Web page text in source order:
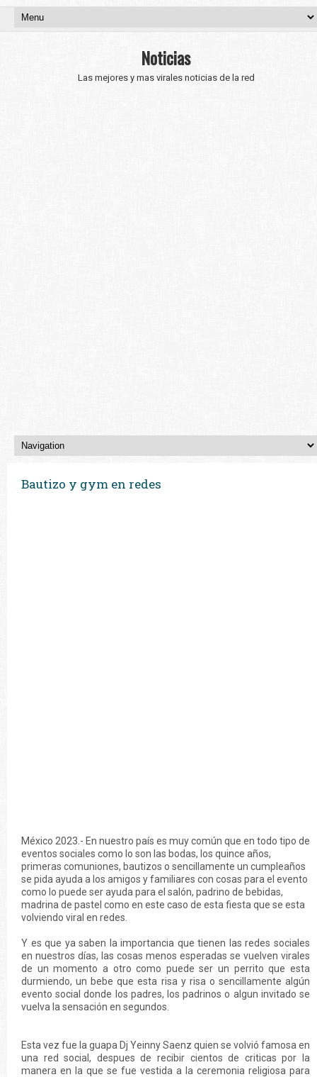
Noticias
Las mejores y mas virales noticias de la red
Bautizo y gym en redes
México 2023.- En nuestro país es muy común que en todo tipo de
eventos sociales como lo son las bodas, los quince años,
primeras comuniones, bautizos o sencillamente un cumpleaños
se pida ayuda a los amigos y familiares con cosas para el evento
como lo puede ser ayuda para el salón, padrino de bebidas,
madrina de pastel como en este caso de esta fiesta que se esta
volviendo viral en redes.
Y es que ya saben la importancia que tienen las redes sociales
en nuestros días, las cosas menos esperadas se vuelven virales
de un momento a otro como puede ser un perrito que esta
durmiendo, un bebe que esta risa y risa o sencillamente algún
evento social donde los padres, los padrinos o algun invitado se
vuelva la sensación en segundos.
Esta vez fue la guapa Dj Yeinny Saenz quien se volvió famosa en
una red social, despues de recibir cientos de criticas por la
manera en la que se fue vestida a la ceremonia religiosa para